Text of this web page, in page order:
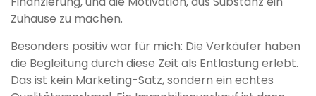
Zuhause zu machen.
Besonders positiv war für mich: Die Verkäufer haben
die Begleitung durch diese Zeit als Entlastung erlebt.
Das ist kein Marketing-Satz, sondern ein echtes